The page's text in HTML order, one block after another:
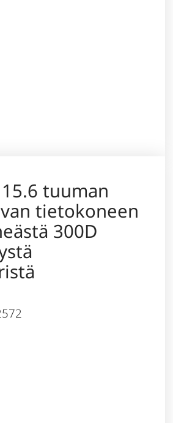
15.6 tuuman
tietokoneen
300D